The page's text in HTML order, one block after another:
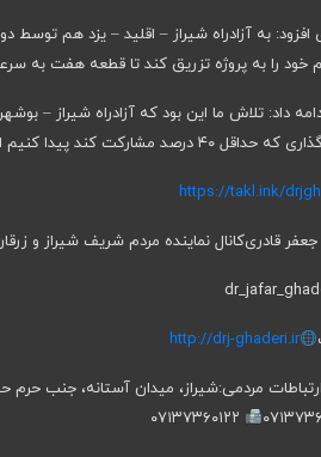
خود را به پروژه تزریق کند تا قطعه هفت به
داد: تلاش ما این بود که آزادراه شیراز –
کند پیدا کنیم اما تلاش ها برای تحقق این مهم همچنان ادامه دارد.
https://takl.ink/
قادریکانال نماینده مردم شریف شیراز و
http://drj-ghaderi.ir
مردمی:شیراز، میدان آستانه، جنب حرم